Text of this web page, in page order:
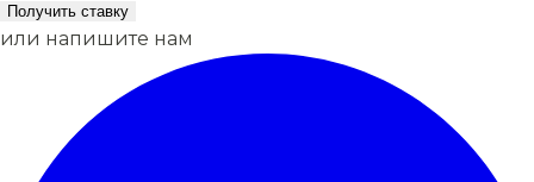
Получить ставку
или напишите нам